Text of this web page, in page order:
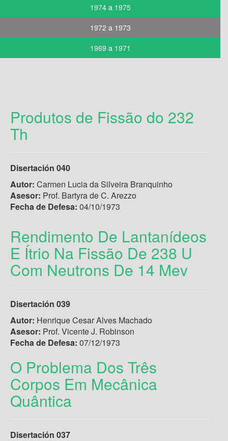
1974 a 1975
1972 a 1973
1969 a 1971
Produtos de Fissão do 232
Th
Disertación 040
Autor: Carmen Lucia da Silveira Branquinho
Asesor: Prof. Bartyra de C. Arezzo
Fecha de Defesa: 04/10/1973
Rendimento De Lantanídeos
E Ítrio Na Fissão De 238 U
Com Neutrons De 14 Mev
Disertación 039
Autor: Henrique Cesar Alves Machado
Asesor: Prof. Vicente J. Robinson
Fecha de Defesa: 07/12/1973
O Problema Dos Três
Corpos Em Mecânica
Quântica
Disertación 037